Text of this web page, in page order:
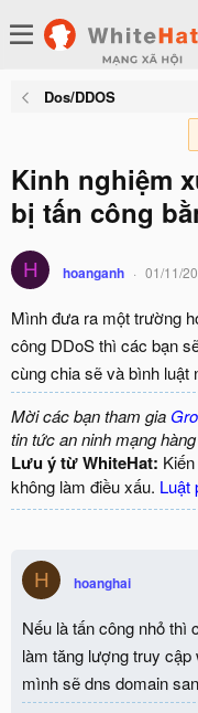
Dos/DDOS
Kinh nghiệm
bị tấn công
H hoanganh 01/11/
Mình đưa ra một trường
công DDoS thì các bạn
cùng chia sẽ và bình luật
Mời các bạn tham gia
tin tức an ninh mạng hàng
Lưu ý từ WhiteHat:
không làm điều xấu. Luật
H hoanghai
Nếu là tấn công nhỏ thì
làm tăng lượng truy
mình sẽ dns domain